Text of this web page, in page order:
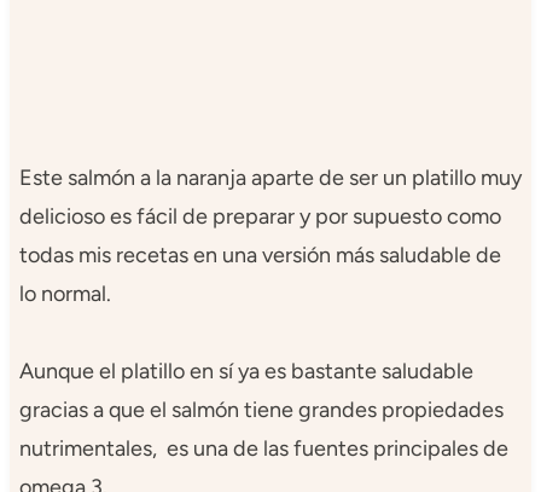
Este salmón a la naranja aparte de ser un platillo muy
delicioso es fácil de preparar y por supuesto como
todas mis recetas en una versión más saludable de
lo normal.
Aunque el platillo en sí ya es bastante saludable
gracias a que el salmón tiene grandes propiedades
nutrimentales, es una de las fuentes principales de
omega 3.